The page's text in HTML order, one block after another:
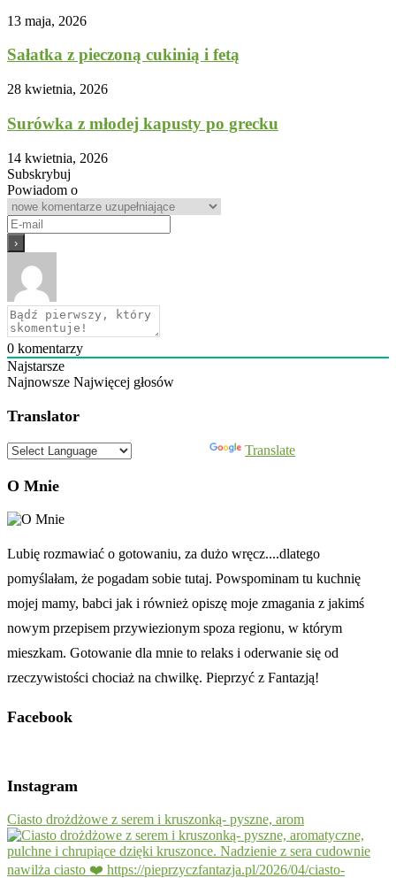
13 maja, 2026
Sałatka z pieczoną cukinią i fetą
28 kwietnia, 2026
Surówka z młodej kapusty po grecku
14 kwietnia, 2026
Subskrybuj
Powiadom o
0 komentarzy
Najstarsze
Najnowsze Najwięcej głosów
Translator
Translate
O Mnie
Lubię rozmawiać o gotowaniu, za dużo wręcz....dlatego
pomyślałam, że pogadam sobie tutaj. Powspominam tu kuchnię
mojej mamy, babci jak i również opiszę moje zmagania z jakimś
nowym przepisem przywiezionym spoza regionu, w którym
mieszkam. Gotowanie dla mnie to relaks i oderwanie się od
rzeczywistości chociaż na chwilkę. Pieprzyć z Fantazją!
Facebook
Instagram
Ciasto drożdżowe z serem i kruszonką- pyszne, arom